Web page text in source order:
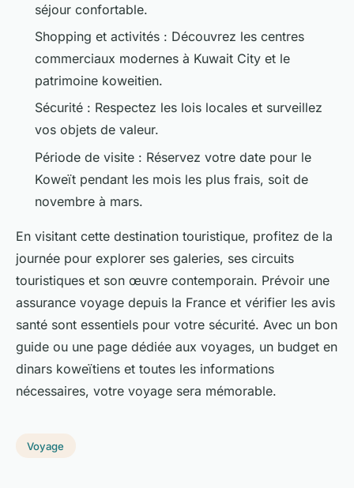
séjour confortable.
Shopping et activités : Découvrez les centres
commerciaux modernes à Kuwait City et le
patrimoine koweitien.
Sécurité : Respectez les lois locales et surveillez
vos objets de valeur.
Période de visite : Réservez votre date pour le
Koweït pendant les mois les plus frais, soit de
novembre à mars.
En visitant cette destination touristique, profitez de la
journée pour explorer ses galeries, ses circuits
touristiques et son œuvre contemporain. Prévoir une
assurance voyage depuis la France et vérifier les avis
santé sont essentiels pour votre sécurité. Avec un bon
guide ou une page dédiée aux voyages, un budget en
dinars koweïtiens et toutes les informations
nécessaires, votre voyage sera mémorable.
Voyage